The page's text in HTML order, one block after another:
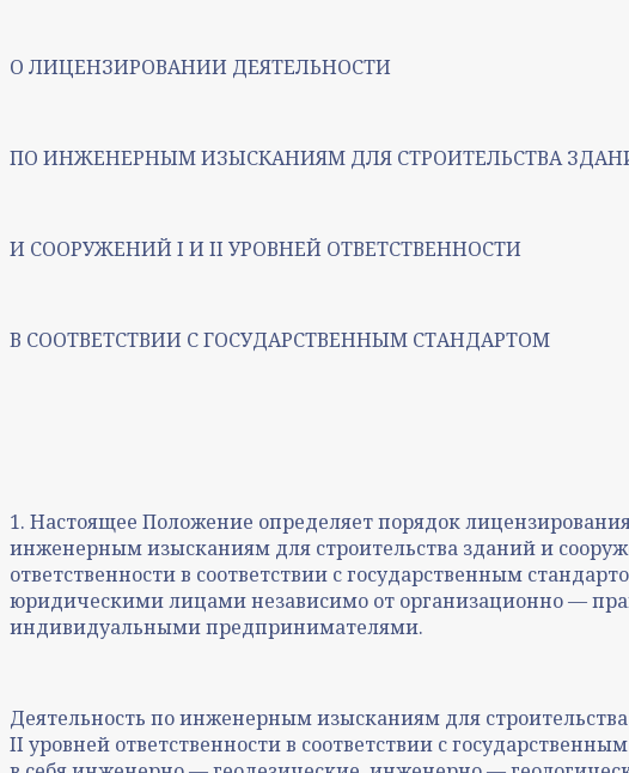
О ЛИЦЕНЗИРОВАНИИ ДЕЯТЕЛЬНОСТИ
ПО ИНЖЕНЕРНЫМ ИЗЫСКАНИЯМ ДЛЯ СТРОИТЕЛЬСТВА
И СООРУЖЕНИЙ I И II УРОВНЕЙ ОТВЕТСТВЕННОСТИ
В СООТВЕТСТВИИ С ГОСУДАРСТВЕННЫМ СТАНДАРТОМ
1. Настоящее Положение определяет порядок
инженерным изысканиям для строительства зданий и
ответственности в соответствии с государственным
юридическими лицами независимо от организационно —
индивидуальными предпринимателями.
Деятельность по инженерным изысканиям для
II уровней ответственности в соответствии с